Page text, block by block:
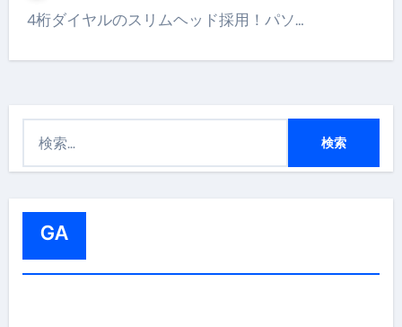
4桁ダイヤルのスリムヘッド採用！パソ…
GA